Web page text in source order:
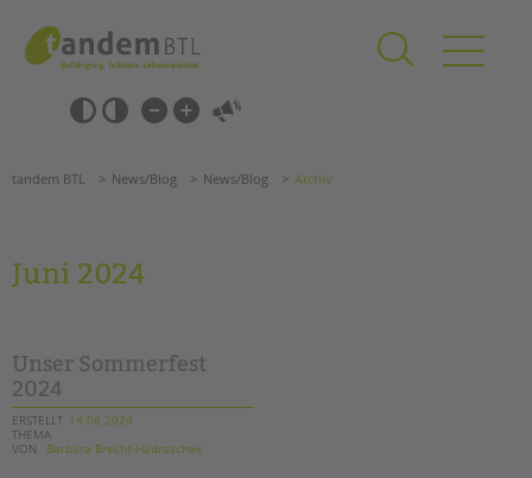
springen
Barrierefrei-
Einstellungen
überspringen
überspringen
Förderzentren
Kollegs
EFöB
Schulbezogene Sozialarbeit
tandem BTL News/Blog News/Blog Archiv
Juni 2024
Unser Sommerfest
2024
ERSTELLT 14.06.2024
THEMA
VON
Barbara Brecht-Hadraschek